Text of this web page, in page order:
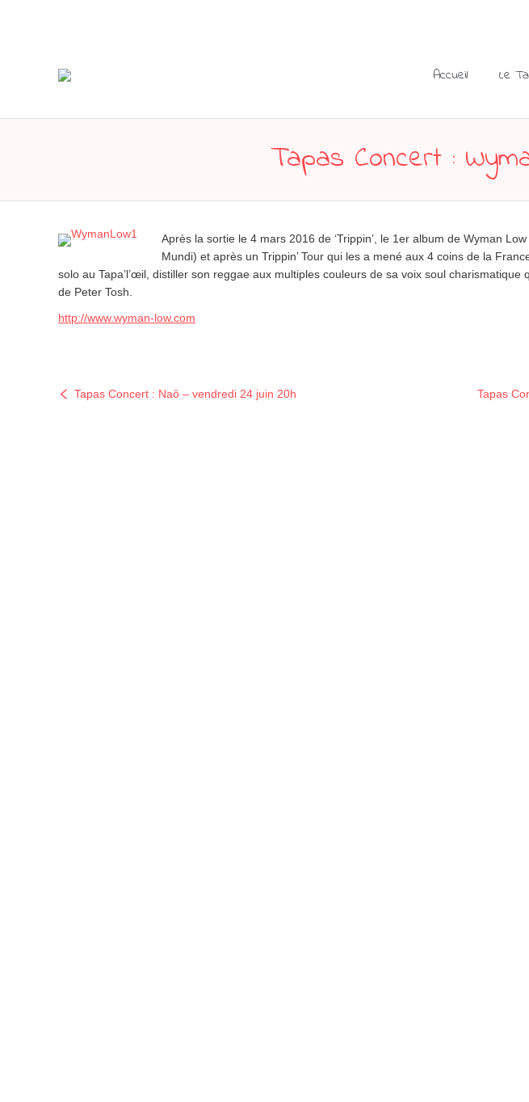
Accueil Le
Tapas Concert :
Après la sortie le 4 mars 2016 de ‘Trippin’, le 1er album de Wyman
Mundi) et après un Trippin’ Tour qui les a mené aux 4 coins de la
solo au Tapa’l’œil, distiller son reggae aux multiples couleurs de sa voix soul charismatique
de Peter Tosh.
http://www.wyman-low.com
Tapas Concert : Naô – vendredi 24 juin 20h Tapas